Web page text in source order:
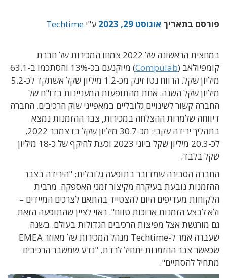
פורסם בתאריך אוגוסט 29, 2023 ע"י Techtime
במחצית הראשונה של 2022 צמחו המכירות של חברת
קומפיולאב (Compulab
) מיוקנעם בכ-13% והסתכמו ב-63.1
מיליון שקל. הרווח נטו זינק מכ-1.2 מיליון שקל אשתקד לכ-5.2
מיליון שקל השנה. אחת מהתופעות המעניינות בדו"ח של
החברה קשור לשינויים גלובליים במאפייני שוק הרכיבים. החברה
דיווחה שלמרות ההצלחה במכירות, צבר ההזמנות נמצא
בתהליך ירידה עקבי: מכ-30.7 מיליון שקל בדצמבר 2022,
לכ-20.3 מיליון שקל ביוני 2023 וכעת להיקף של כ-18 מיליון
שקל בלבד.
החברה הסבירה שמדובר בתופעה גלובלית: "הירידה בצבר
ההזמנות נובעת בעיקרה מקיצור זמני האספקה. מרבית
הלקוחות מעדיפים היום להצטייד בהתאם לצרכים המיידים –
ולא לבצע הזמנות ארוכות טווח". ראוי לציין שהתופעה הזאת
גם מורגשת אצל מפיצות הרכיבים הגדולות בעולם. בשנה
שעברה אמר ל-Techtime מנהל המכירות של מאוזר EMEA
שכאשר צבר ההזמנות יתחיל לרדת, "נדע שמשבר הרכיבים
מתחיל להסתיים".